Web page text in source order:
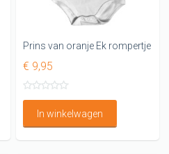
Prins van oranje Ek rompertje
€ 9,95
In winkelwagen